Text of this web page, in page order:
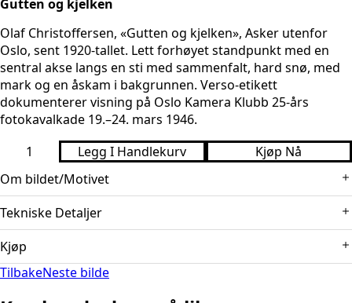
Gutten og kjelken
Olaf Christoffersen, «Gutten og kjelken», Asker utenfor
Oslo, sent 1920-tallet. Lett forhøyet standpunkt med en
sentral akse langs en sti med sammenfalt, hard snø, med
mark og en åskam i bakgrunnen. Verso-etikett
dokumenterer visning på Oslo Kamera Klubb 25-års
fotokavalkade 19.–24. mars 1946.
and
the
Sled
antall
Legg I Handlekurv
Kjøp Nå
Om bildet/Motivet
Motivet viser en gutt som står ved sin kjelke på en gangvei
med sammenfalt snø og hard overflate. Parallelle spor går
innover i bildet og dreier svakt mot venstre i midtpartiet,
med lagdeling fra forgrunn til bakgrunn. Figuren ligger
Tekniske Detaljer
Tekniske Detaljer:
Gelatin silver print på original montasje,
med dokumenterte påskrifter og etikett på verso. Signatur
Kjøp
Prints kan kjøpes via hjemmesiden
TilbakeNeste bilde